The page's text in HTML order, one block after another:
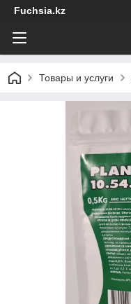
Fuchsia.kz
Товары и услуги